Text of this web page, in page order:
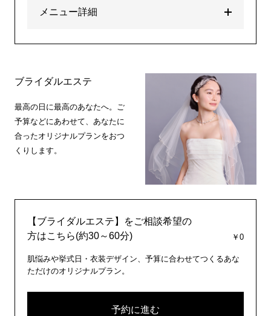
メニュー詳細
ブライダルエステ
最高の日に最高のあなたへ。ご
予算などにあわせて、あなたに
合ったオリジナルプランをおつ
くりします。
【ブライダルエステ】をご相談希望の
方はこちら(約30～60分)
￥0
肌悩みや挙式日・衣装デザイン、予算に合わせてつくるあな
ただけのオリジナルプラン。
予約に進む